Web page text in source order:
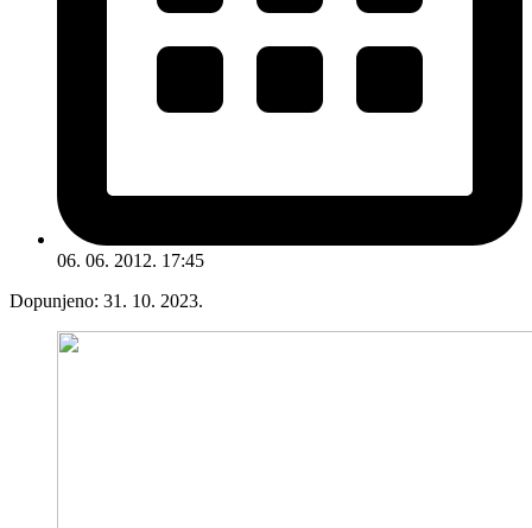
06. 06. 2012. 17:45
Dopunjeno: 31. 10. 2023.